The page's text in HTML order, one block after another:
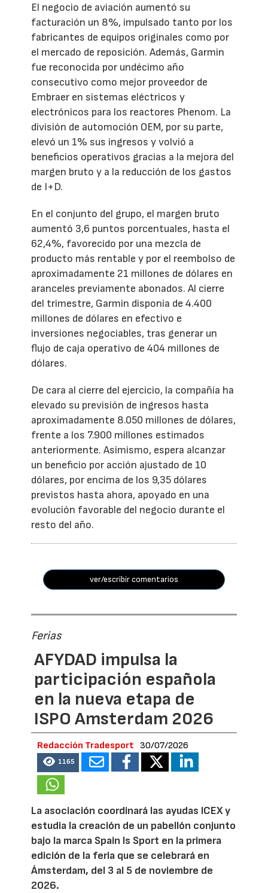
El negocio de aviación aumentó su
facturación un 8%, impulsado tanto por los
fabricantes de equipos originales como por
el mercado de reposición. Además, Garmin
fue reconocida por undécimo año
consecutivo como mejor proveedor de
Embraer en sistemas eléctricos y
electrónicos para los reactores Phenom. La
división de automoción OEM, por su parte,
elevó un 1% sus ingresos y volvió a
beneficios operativos gracias a la mejora del
margen bruto y a la reducción de los gastos
de I+D.
En el conjunto del grupo, el margen bruto
aumentó 3,6 puntos porcentuales, hasta el
62,4%, favorecido por una mezcla de
producto más rentable y por el reembolso de
aproximadamente 21 millones de dólares en
aranceles previamente abonados. Al cierre
del trimestre, Garmin disponía de 4.400
millones de dólares en efectivo e
inversiones negociables, tras generar un
flujo de caja operativo de 404 millones de
dólares.
De cara al cierre del ejercicio, la compañía ha
elevado su previsión de ingresos hasta
aproximadamente 8.050 millones de dólares,
frente a los 7.900 millones estimados
anteriormente. Asimismo, espera alcanzar
un beneficio por acción ajustado de 10
dólares, por encima de los 9,35 dólares
previstos hasta ahora, apoyado en una
evolución favorable del negocio durante el
resto del año.
ver/escribir comentarios
Ferias
AFYDAD impulsa la
participación española
en la nueva etapa de
ISPO Amsterdam 2026
Redacción Tradesport 30/07/2026
1165
La asociación coordinará las ayudas ICEX y
estudia la creación de un pabellón conjunto
bajo la marca Spain Is Sport en la primera
edición de la feria que se celebrará en
Ámsterdam, del 3 al 5 de noviembre de
2026.